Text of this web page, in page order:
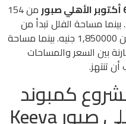
من 154
مساحة الفلل تبدأ من
340 متر مربع. وأسعار الشقق تبدأ من 1,850000 جنيه. بينما مساحة
جنيه، ومقارنة بين السعر والمساحات
تنتهز.
كمبوند
كيفا 6 أكتوبر الأهلي صبور Keeva